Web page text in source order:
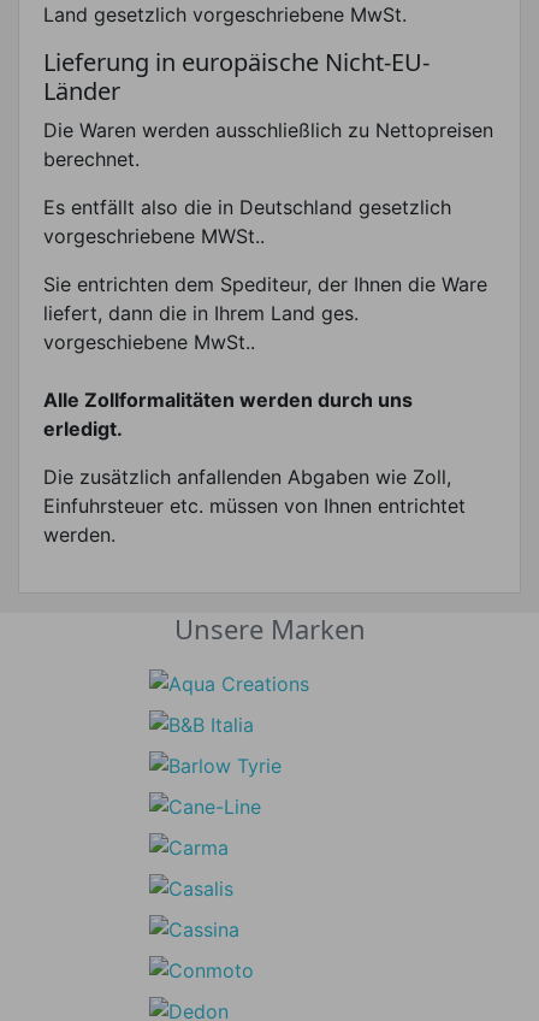
Land gesetzlich vorgeschriebene MwSt.
Lieferung in europäische Nicht-EU-
Länder
Die Waren werden ausschließlich zu Nettopreisen
berechnet.
Es entfällt also die in Deutschland gesetzlich
vorgeschriebene MWSt..
Sie entrichten dem Spediteur, der Ihnen die Ware
liefert, dann die in Ihrem Land ges.
vorgeschiebene MwSt..
Alle Zollformalitäten werden durch uns
erledigt.
Die zusätzlich anfallenden Abgaben wie Zoll,
Einfuhrsteuer etc. müssen von Ihnen entrichtet
werden.
Unsere Marken